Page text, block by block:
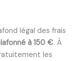
légal des frais
à 150 €. À
les